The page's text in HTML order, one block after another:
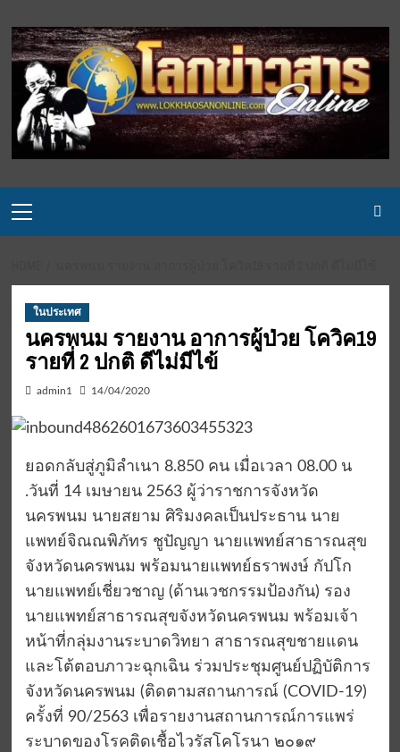
to
content
Menu
ในประเทศ
นครพนม รายงาน อาการผู้ป่วย โควิค19
รายที่ 2 ปกติ ดีไม่มีไข้
admin1 14/04/2020
ยอดกลับสู่ภูมิลำเนา 8.850 คน เมื่อเวลา 08.00 น
.วันที่ 14 เมษายน 2563 ผู้ว่าราชการจังหวัด
นครพนม นายสยาม ศิริมงคลเป็นประธาน นาย
แพทย์จิณณพิภัทร ชูปัญญา นายแพทย์สาธารณสุข
จังหวัดนครพนม พร้อมนายแพทย์ธราพงษ์ กัปโก
นายแพทย์เชี่ยวชาญ (ด้านเวชกรรมป้องกัน) รอง
นายแพทย์สาธารณสุขจังหวัดนครพนม พร้อมเจ้า
หน้าที่กลุ่มงานระบาดวิทยา สาธารณสุขชายแดน
และโต้ตอบภาวะฉุกเฉิน ร่วมประชุมศูนย์ปฏิบัติการ
จังหวัดนครพนม (ติดตามสถานการณ์ (COVID-19)
ครั้งที่ 90/2563 เพื่อรายงานสถานการณ์การแพร่
ระบาดของโรคติดเชื้อไวรัสโคโรนา ๒๐๑๙